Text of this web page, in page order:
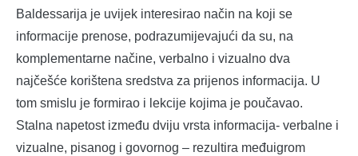
Baldessarija je uvijek interesirao način na koji se
informacije prenose, podrazumijevajući da su, na
komplementarne načine, verbalno i vizualno dva
najčešće korištena sredstva za prijenos informacija. U
tom smislu je formirao i lekcije kojima je poučavao.
Stalna napetost između dviju vrsta informacija- verbalne i
vizualne, pisanog i govornog – rezultira međuigrom